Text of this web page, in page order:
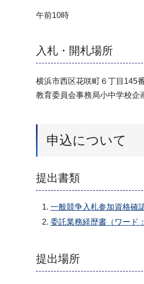
午前10時
入札・開札場所
横浜市西区花咲町６丁目145
教育委員会事務局小中学校企
申込について
提出書類
一般競争入札参加資格確
委託業務経歴書（ワード
提出場所